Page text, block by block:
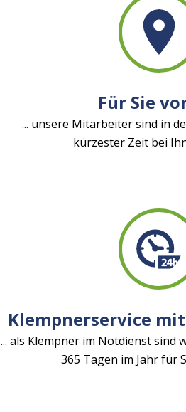
Für Sie
... unsere Mitarbeiter sind in
kürzester Zeit bei
Klempnerservice mit
... als Klempner im Notdienst sind
365 Tagen im Jahr für